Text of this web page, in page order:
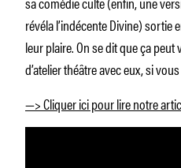
révéla l’indécente Divine) sortie
leur plaire. On se dit que ça
d’atelier théâtre avec eux, si
—> Cliquer ici pour lire notre